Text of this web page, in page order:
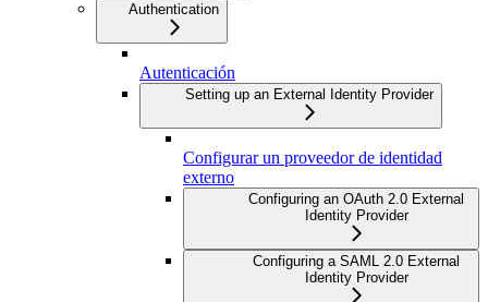
Authentication
Autenticación
Setting up an External Identity Provider
Configurar un proveedor de identidad
externo
Configuring an OAuth 2.0 External
Identity Provider
Configuring a SAML 2.0 External
Identity Provider